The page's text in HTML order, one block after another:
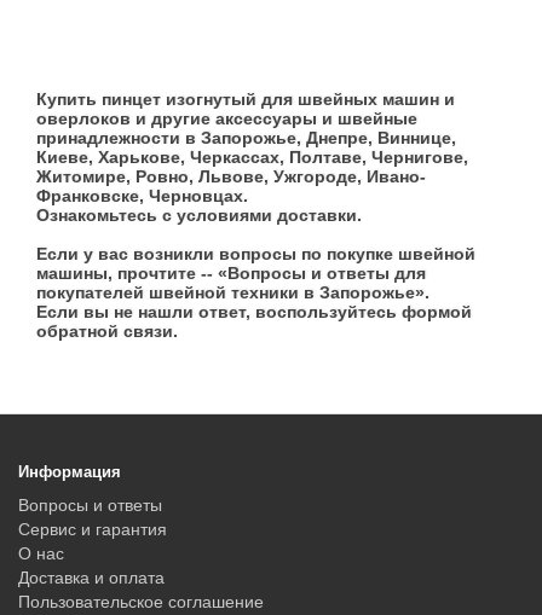
Купить пинцет изогнутый для швейных машин и
оверлоков и другие аксессуары и швейные
принадлежности в Запорожье, Днепре, Виннице,
Киеве, Харькове, Черкассах, Полтаве, Чернигове,
Житомире, Ровно, Львове, Ужгороде, Ивано-
Франковске, Черновцах.
Ознакомьтесь с условиями доставки.
Если у вас возникли вопросы по покупке швейной
машины, прочтите -- «Вопросы и ответы для
покупателей швейной техники в Запорожье».
Если вы не нашли ответ, воспользуйтесь формой
обратной связи.
Информация
Вопросы и ответы
Сервис и гарантия
О нас
Доставка и оплата
Пользовательское соглашение